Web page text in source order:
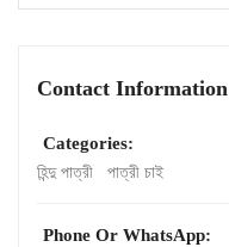
Contact Information
Categories:
হিন্দু পাত্রী পাত্রী চাই
Phone Or WhatsApp: